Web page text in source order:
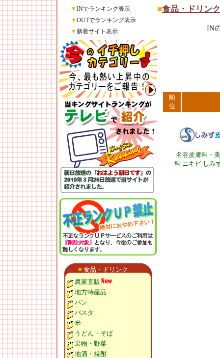
▼INでランキング表示
▼OUTでランキング表示
▼新着サイト表示
■ 食品・ドリンク
農家直販
地方特産品
パン
パスタ
米
うどん・そば
果物・野菜
地酒・焼酎
■食品・ドリンク
IN
順
位
名谷皮膚科・
科 ニキビ しみ